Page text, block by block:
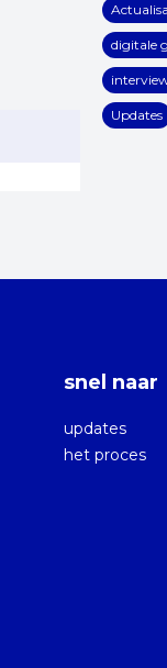
digitale
Updates
snel naar
updates
het proces